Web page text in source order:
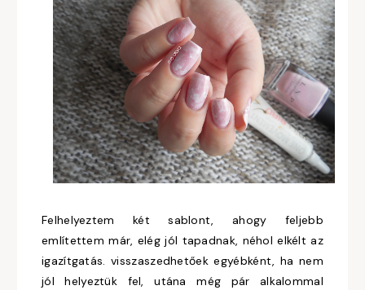
Felhelyeztem két sablont, ahogy feljebb
említettem már, elég jól tapadnak, néhol elkélt az
igazítgatás. visszaszedhetőek egyébként, ha nem
jól helyeztük fel, utána még pár alkalommal